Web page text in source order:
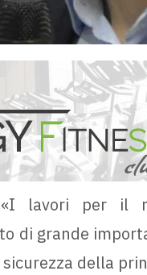
«I lavori per il
di grande
della